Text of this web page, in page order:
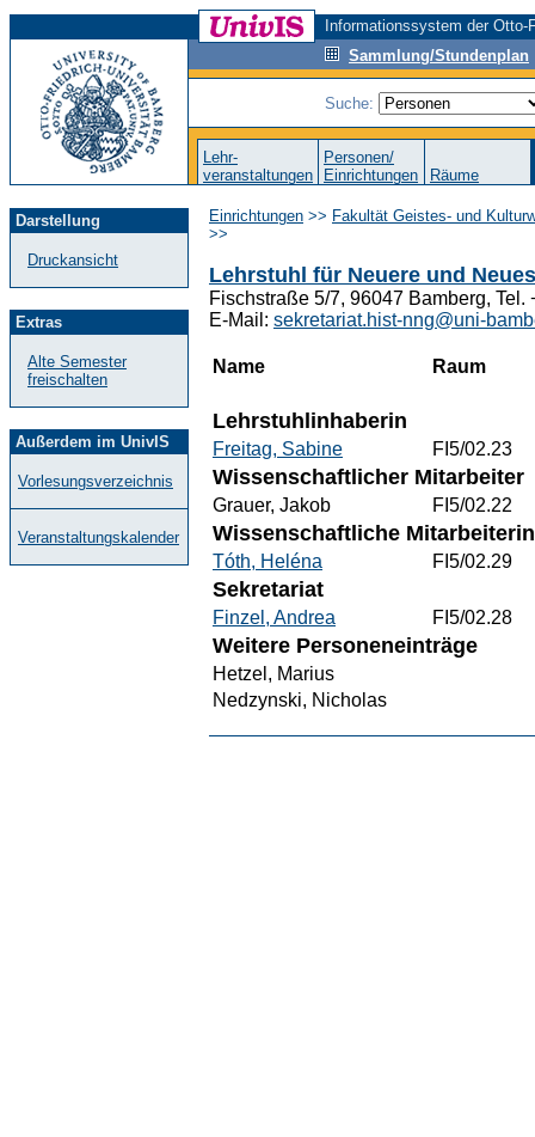
Informationssystem der
Sammlung/Stundenplan
Suche:
Lehr-
veranstaltungen
Personen/
Einrichtungen
Räume
Darstellung
Druckansicht
Extras
Alte Semester
freischalten
Außerdem im UnivIS
Vorlesungsverzeichnis
Veranstaltungskalender
Einrichtungen >> Fakultät Geistes- und
>>
Lehrstuhl für Neuere und
Fischstraße 5/7, 96047 Bamberg, Tel.
E-Mail: sekretariat.hist-nng@uni-
Name Raum
Lehrstuhlinhaberin
Freitag, Sabine FI5/02.23
Wissenschaftlicher Mitarbeiter
Grauer, Jakob FI5/02.22
Wissenschaftliche Mitarbeiterin
Tóth, Heléna FI5/02.29
Sekretariat
Finzel, Andrea FI5/02.28
Weitere Personeneinträge
Hetzel, Marius
Nedzynski, Nicholas